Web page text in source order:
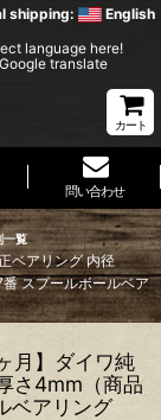
shipping: English
language here!
translate
カート
問い合わせ
一覧
ベアリング 内径
スプールボールベア
月】ダイワ純
さ4mm（商品
ベアリング